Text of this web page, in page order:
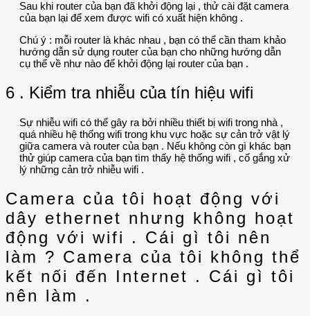
Sau khi router của bạn đã khởi động lại , thử cài đặt camera
của bạn lại để xem được wifi có xuất hiện không .
Chú ý : mỗi router là khác nhau , bạn có thể cần tham khảo
hướng dẫn sử dụng router của bạn cho những hướng dẫn
cụ thể về như nào để khởi động lại router của bạn .
6 . Kiểm tra nhiễu của tín hiệu wifi
Sự nhiễu wifi có thể gây ra bởi nhiều thiết bị wifi trong nhà ,
quá nhiều hệ thống wifi trong khu vực hoặc sự cản trở vật lý
giữa camera và router của bạn . Nếu không còn gì khác bạn
thử giúp camera của bạn tìm thấy hệ thống wifi , cố gắng xử
lý những cản trở nhiễu wifi .
Camera của tôi hoạt động với
dây ethernet nhưng không hoạt
động với wifi . Cái gì tôi nên
làm ? Camera của tôi không thể
kết nối đến Internet . Cái gì tôi
nên làm .